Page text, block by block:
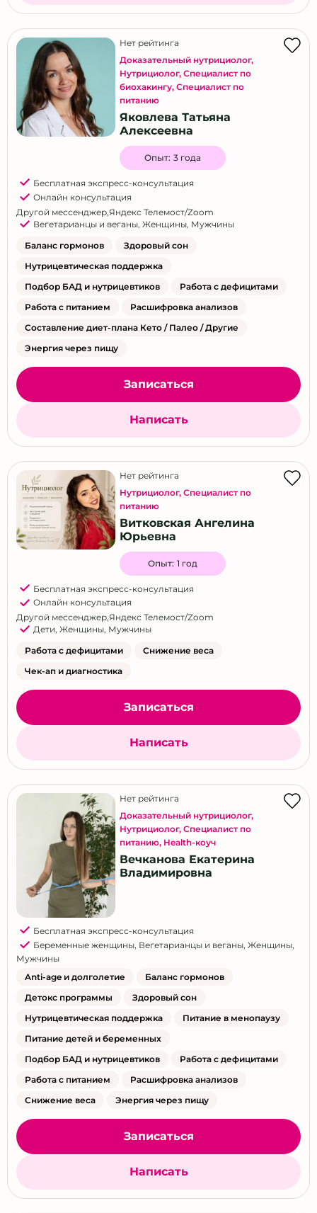
Нет рейтинга
Доказательный нутрициолог,
Нутрициолог, Специалист по
биохакингу, Специалист по
питанию
Яковлева Татьяна
Алексеевна
Опыт: 3 года
Бесплатная экспресс-консультация
Онлайн консультация
Другой мессенджер,Яндекс Телемост/Zoom
Вегетарианцы и веганы, Женщины, Мужчины
Баланс гормонов
Здоровый сон
Нутрицевтическая поддержка
Подбор БАД и нутрицевтиков
Работа с дефицитами
Работа с питанием
Расшифровка анализов
Составление диет-плана Кето / Палео / Другие
Энергия через пищу
Записаться
Написать
Нет рейтинга
Нутрициолог, Специалист по
питанию
Витковская Ангелина
Юрьевна
Опыт: 1 год
Бесплатная экспресс-консультация
Онлайн консультация
Другой мессенджер,Яндекс Телемост/Zoom
Дети, Женщины, Мужчины
Работа с дефицитами
Снижение веса
Чек-ап и диагностика
Записаться
Написать
Нет рейтинга
Доказательный нутрициолог,
Нутрициолог, Специалист по
питанию, Health-коуч
Вечканова Екатерина
Владимировна
Бесплатная экспресс-консультация
Беременные женщины, Вегетарианцы и веганы, Женщины,
Мужчины
Anti-age и долголетие
Баланс гормонов
Детокс программы
Здоровый сон
Нутрицевтическая поддержка
Питание в менопаузу
Питание детей и беременных
Подбор БАД и нутрицевтиков
Работа с дефицитами
Работа с питанием
Расшифровка анализов
Снижение веса
Энергия через пищу
Записаться
Написать